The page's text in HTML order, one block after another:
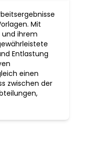
Mit
ihrem
Entlastung
einen
zwischen der